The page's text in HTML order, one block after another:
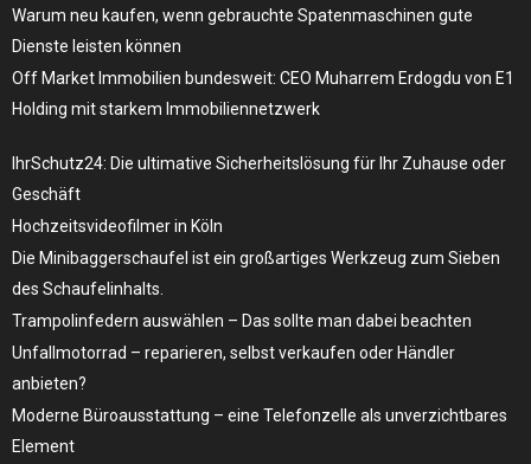
Warum neu kaufen, wenn gebrauchte Spatenmaschinen gute
Dienste leisten können
Off Market Immobilien bundesweit: CEO Muharrem Erdogdu von E1
Holding mit starkem Immobiliennetzwerk
IhrSchutz24: Die ultimative Sicherheitslösung für Ihr Zuhause oder
Geschäft
Hochzeitsvideofilmer in Köln
Die Minibaggerschaufel ist ein großartiges Werkzeug zum Sieben
des Schaufelinhalts.
Trampolinfedern auswählen – Das sollte man dabei beachten
Unfallmotorrad – reparieren, selbst verkaufen oder Händler
anbieten?
Moderne Büroausstattung – eine Telefonzelle als unverzichtbares
Element